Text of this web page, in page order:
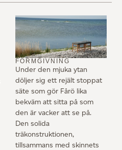
FORMGIVNING
Under den mjuka ytan
döljer sig ett rejält stoppat
säte som gör Fårö lika
bekväm att sitta på som
den är vacker att se på.
Den solida
träkonstruktionen,
tillsammans med skinnets